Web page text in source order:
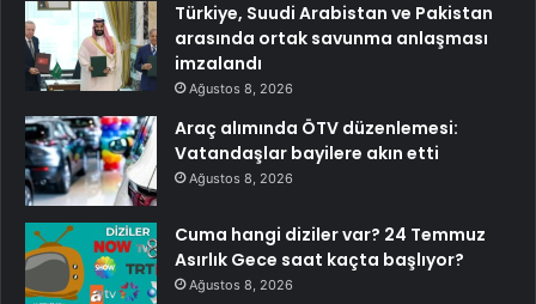
Türkiye, Suudi Arabistan ve Pakistan
arasında ortak savunma anlaşması
imzalandı
Ağustos 8, 2026
Araç alımında ÖTV düzenlemesi:
Vatandaşlar bayilere akın etti
Ağustos 8, 2026
Cuma hangi diziler var? 24 Temmuz
Asırlık Gece saat kaçta başlıyor?
Ağustos 8, 2026